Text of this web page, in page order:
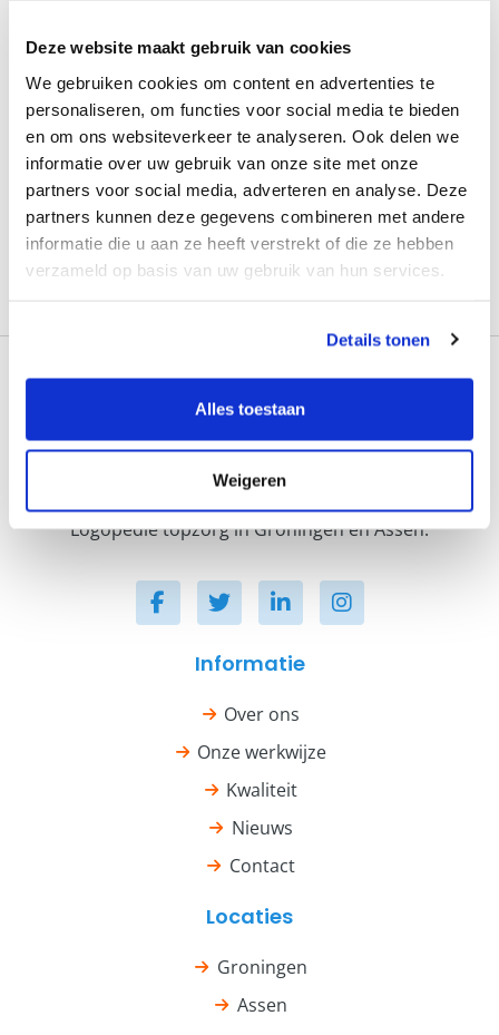
Deze website maakt gebruik van cookies
We gebruiken cookies om content en advertenties te
personaliseren, om functies voor social media te bieden
en om ons websiteverkeer te analyseren. Ook delen we
informatie over uw gebruik van onze site met onze
partners voor social media, adverteren en analyse. Deze
partners kunnen deze gegevens combineren met andere
informatie die u aan ze heeft verstrekt of die ze hebben
verzameld op basis van uw gebruik van hun services.
Details tonen
Alles toestaan
Weigeren
of een afspraak maken
Verzenden
Logopedie topzorg in Groningen en Assen.
Informatie
Over ons
Onze werkwijze
Kwaliteit
Nieuws
Contact
Locaties
Groningen
Assen